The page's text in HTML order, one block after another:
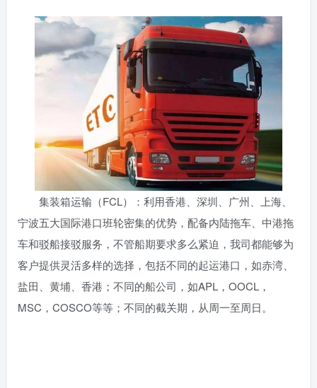
集装箱运输（FCL）：利用香港、深圳、广州、上海、
宁波五大国际港口班轮密集的优势，配备内陆拖车、中港拖
车和驳船接驳服务，不管船期要求多么紧迫，我司都能够为
客户提供灵活多样的选择，包括不同的起运港口，如赤湾、
盐田、黄埔、香港；不同的船公司，如APL，OOCL，
MSC，COSCO等等；不同的截关期，从周一至周日。